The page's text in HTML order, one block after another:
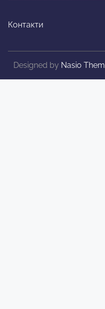
Контакти
Designed by Nasio